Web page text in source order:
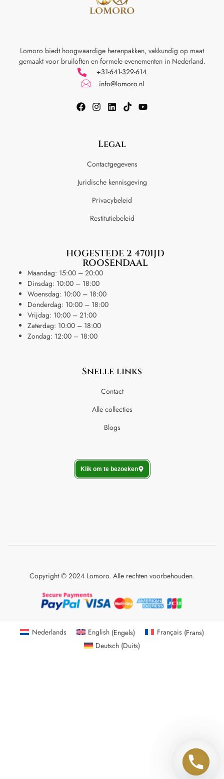
Lomoro biedt hoogwaardige herenpakken, vakkundig op maat
gemaakt voor bruiloften en formele evenementen in Nederland.
+31-641-329-614
info@lomoro.nl
Legal
Contactgegevens
Juridische kennisgeving
Privacybeleid
Restitutiebeleid
HOGESTEDE 2 4701JD
ROOSENDAAL
Maandag: 15:00 – 20:00
Dinsdag: 10:00 – 18:00
Woensdag: 10:00 – 18:00
Donderdag: 10:00 – 18:00
Vrijdag: 10:00 – 21:00
Zaterdag: 10:00 – 18:00
Zondag: 12:00 – 18:00
Snelle links
Contact
Alle collecties
Blogs
Klik om te bezoeken
Copyright © 2024 Lomoro. Alle rechten voorbehouden.
Nederlands English (Engels) Français(Frans)
Deutsch (Duits)